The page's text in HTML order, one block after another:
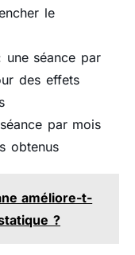
le
une séance par
des effets
par mois
obtenus
améliore-t-
?